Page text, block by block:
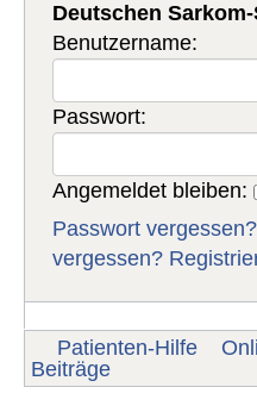
Deutschen
Benutzername:
Passwort:
Angemeldet bleiben:
Passwort vergessen?
vergessen?
Patienten-Hilfe
Beiträge